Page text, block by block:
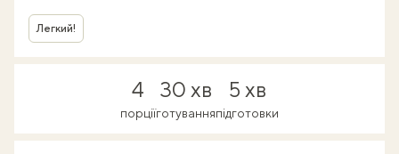
Легкий!
4
порції
30 хв
готування
5 хв
підготовки